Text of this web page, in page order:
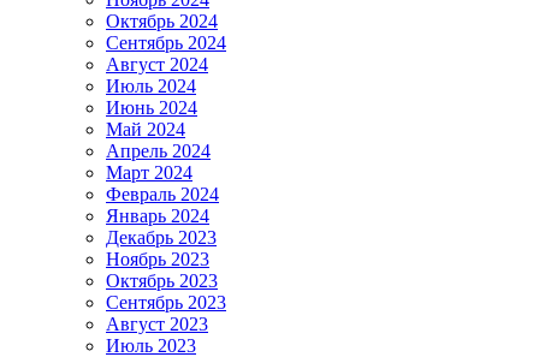
Октябрь 2024
Сентябрь 2024
Август 2024
Июль 2024
Июнь 2024
Май 2024
Апрель 2024
Март 2024
Февраль 2024
Январь 2024
Декабрь 2023
Ноябрь 2023
Октябрь 2023
Сентябрь 2023
Август 2023
Июль 2023